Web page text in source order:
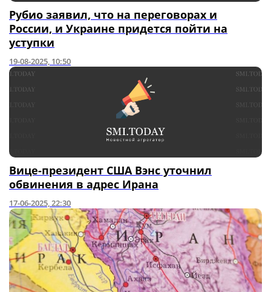
Рубио заявил, что на переговорах и
России, и Украине придется пойти на
уступки
19-08-2025, 10:50
Вице-президент США Вэнс уточнил
обвинения в адрес Ирана
17-06-2025, 22:30